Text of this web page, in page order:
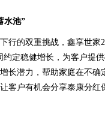
水池”
行的双重挑战，鑫享世家
定稳健增长，为客户提
长潜力，帮助家庭在不
客户有机会分享泰康分红